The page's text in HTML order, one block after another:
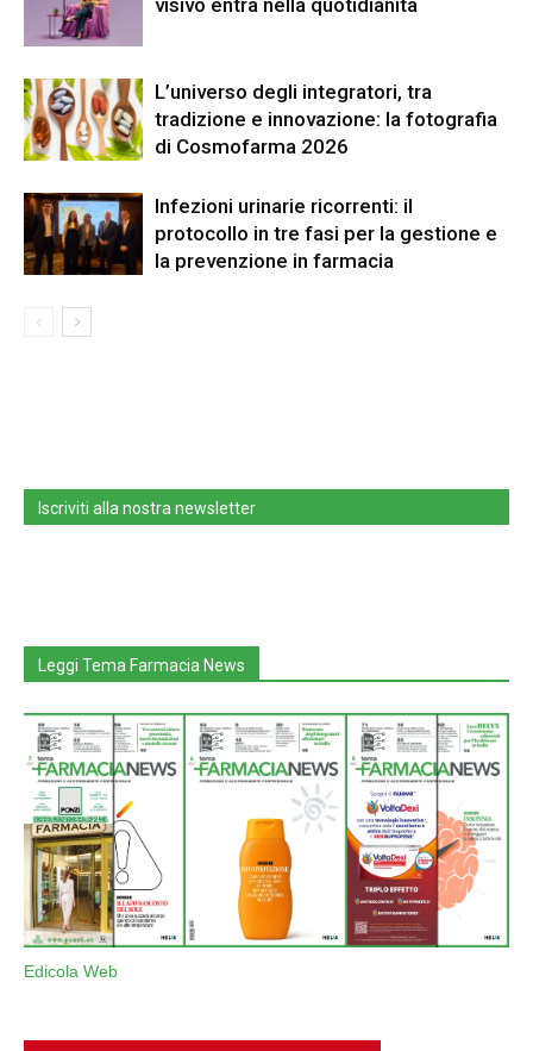
visivo entra nella quotidianità
L’universo degli integratori, tra
tradizione e innovazione: la fotografia
di Cosmofarma 2026
Infezioni urinarie ricorrenti: il
protocollo in tre fasi per la gestione e
la prevenzione in farmacia
Iscriviti alla nostra newsletter
Leggi Tema Farmacia News
Edicola Web